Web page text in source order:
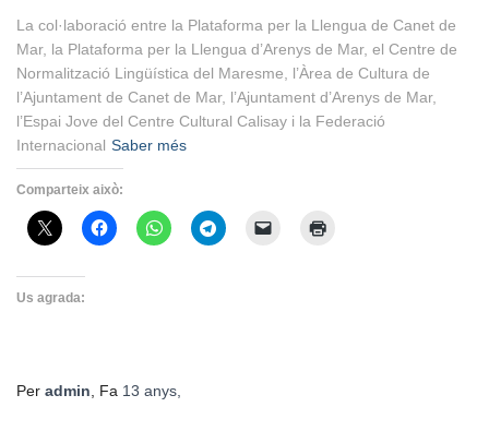
La col·laboració entre la Plataforma per la Llengua de Canet de
Mar, la Plataforma per la Llengua d’Arenys de Mar, el Centre de
Normalització Lingüística del Maresme, l’Àrea de Cultura de
l’Ajuntament de Canet de Mar, l’Ajuntament d’Arenys de Mar,
l’Espai Jove del Centre Cultural Calisay i la Federació
Internacional Saber més
Comparteix això:
Us agrada:
Per admin, Fa 13 anys,